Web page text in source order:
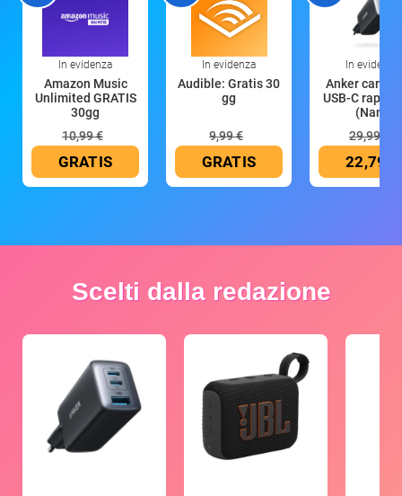
In evidenza
Amazon Music
Unlimited GRATIS
30gg
10,99 €
GRATIS
In evidenza
Audible: Gratis 30
gg
9,99 €
GRATIS
In evidenza
Anker
USB-C rapido
(Nano
29,99 €
22,79 €
Scelti dalla redazione